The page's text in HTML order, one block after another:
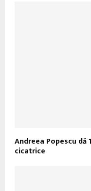
Andreea Popescu dă
cicatrice